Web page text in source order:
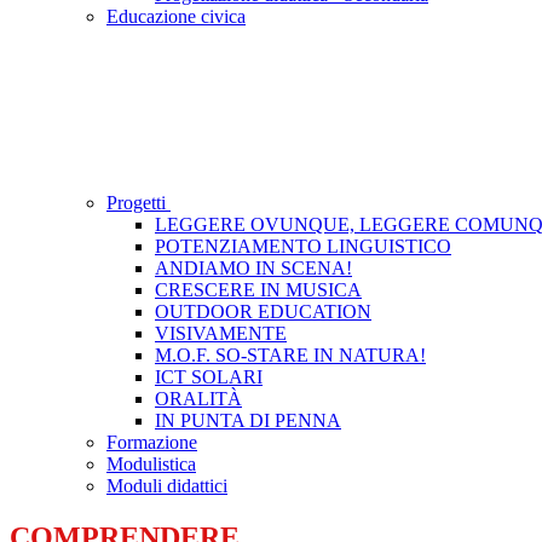
Educazione civica
Progetti
LEGGERE OVUNQUE, LEGGERE
POTENZIAMENTO LINGUISTICO
ANDIAMO IN SCENA!
CRESCERE IN MUSICA
OUTDOOR EDUCATION
VISIVAMENTE
M.O.F. SO-STARE IN NATURA!
ICT SOLARI
ORALITÀ
IN PUNTA DI PENNA
Formazione
Modulistica
Moduli didattici